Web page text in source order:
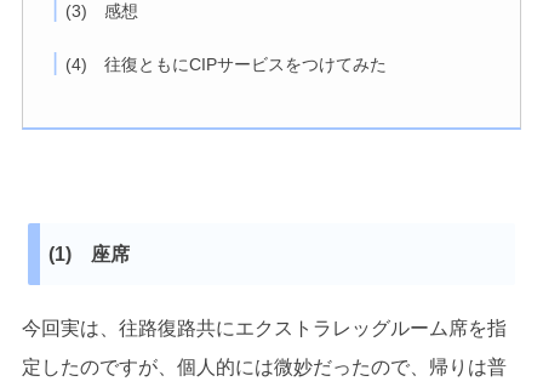
(3) 感想
(4) 往復ともにCIPサービスをつけてみた
(1) 座席
今回実は、往路復路共にエクストラレッグルーム席を指
定したのですが、個人的には微妙だったので、帰りは普